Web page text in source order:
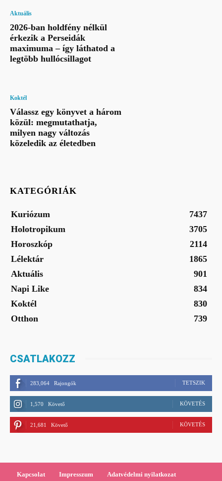
Aktuális
2026-ban holdfény nélkül
érkezik a Perseidák
maximuma – így láthatod a
legtöbb hullócsillagot
Koktél
Válassz egy könyvet a három
közül: megmutathatja,
milyen nagy változás
közeledik az életedben
KATEGÓRIÁK
Kuriózum
7437
Holotropikum
3705
Horoszkóp
2114
Lélektár
1865
Aktuális
901
Napi Like
834
Koktél
830
Otthon
739
CSATLAKOZZ
283,064 Rajongók TETSZIK
1,570 Követő KÖVETÉS
21,681 Követő KÖVETÉS
Kapcsolat Impresszum Adatvédelmi nyilatkozat